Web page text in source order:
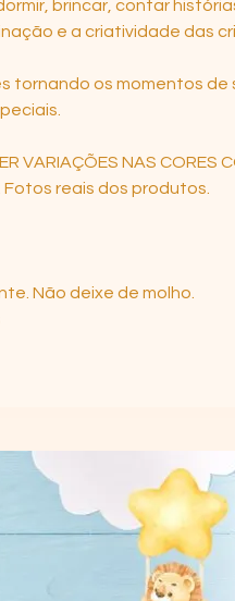
brincar, contar
e a criatividade das
tornando os momentos de
VARIAÇÕES NAS CORES
Fotos reais dos produtos.
Não deixe de molho.